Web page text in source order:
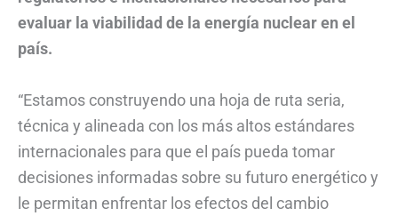
evaluar la viabilidad de la energía nuclear en el
país.
“Estamos construyendo una hoja de ruta seria,
técnica y alineada con los más altos estándares
internacionales para que el país pueda tomar
decisiones informadas sobre su futuro energético y
le permitan enfrentar los efectos del cambio